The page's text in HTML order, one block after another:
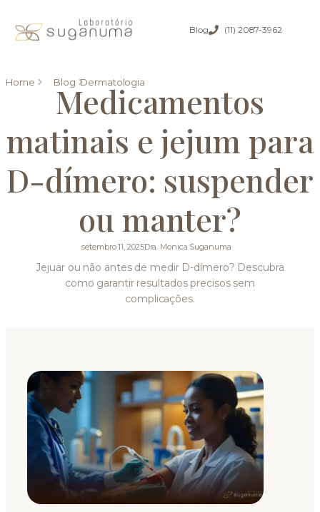
Blog (11) 2087-3962
Home Blog Dermatologia
Medicamentos
matinais e jejum para
D-dímero: suspender
ou manter?
setembro 11, 2025Dra. Monica Suganuma
Jejuar ou não antes de medir D-dímero? Descubra
como garantir resultados precisos sem
complicações.